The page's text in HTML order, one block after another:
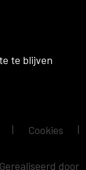
te blijven
| Cookies |
Gerealiseerd door